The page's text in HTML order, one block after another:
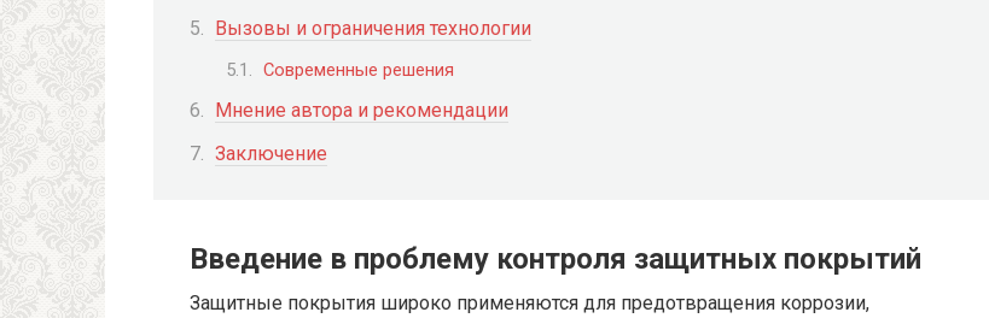
Вызовы и ограничения технологии
Современные решения
Мнение автора и рекомендации
Заключение
Введение в проблему контроля защитных покрытий
Защитные покрытия широко применяются для предотвращения коррозии,